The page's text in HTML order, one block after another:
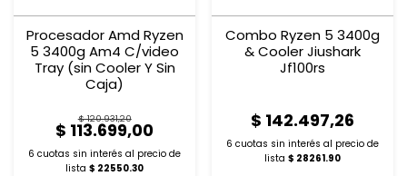
Procesador Amd Ryzen
5 3400g Am4 C/video
Tray (sin Cooler Y Sin
Caja)
$ 120.931,20
$ 113.699,00
6 cuotas sin interés al precio de
lista$ 22550.30
Combo Ryzen 5 3400g
& Cooler Jiushark
Jf100rs
$ 142.497,26
6 cuotas sin interés al precio de
lista $ 28261.90